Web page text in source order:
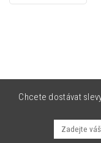
double
black,
silver
Chcete dostávat